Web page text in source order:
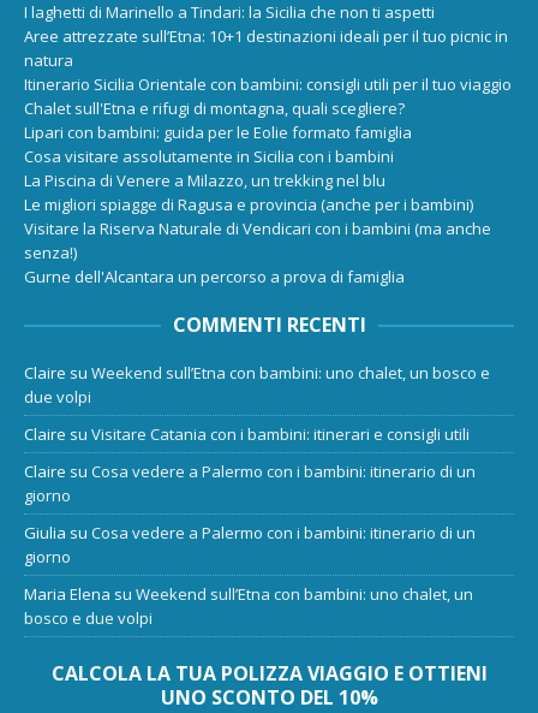
I laghetti di Marinello a Tindari: la Sicilia che non ti aspetti
Aree attrezzate sull’Etna: 10+1 destinazioni ideali per il tuo picnic in
natura
Itinerario Sicilia Orientale con bambini: consigli utili per il tuo viaggio
Chalet sull'Etna e rifugi di montagna, quali scegliere?
Lipari con bambini: guida per le Eolie formato famiglia
Cosa visitare assolutamente in Sicilia con i bambini
La Piscina di Venere a Milazzo, un trekking nel blu
Le migliori spiagge di Ragusa e provincia (anche per i bambini)
Visitare la Riserva Naturale di Vendicari con i bambini (ma anche
senza!)
Gurne dell'Alcantara un percorso a prova di famiglia
COMMENTI RECENTI
Claire su Weekend sull’Etna con bambini: uno chalet, un bosco e
due volpi
Claire su Visitare Catania con i bambini: itinerari e consigli utili
Claire su Cosa vedere a Palermo con i bambini: itinerario di un
giorno
Giulia su Cosa vedere a Palermo con i bambini: itinerario di un
giorno
Maria Elena su Weekend sull’Etna con bambini: uno chalet, un
bosco e due volpi
CALCOLA LA TUA POLIZZA VIAGGIO E OTTIENI
UNO SCONTO DEL 10%